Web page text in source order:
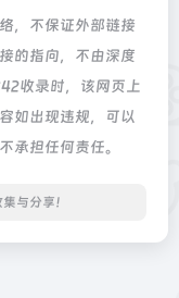
，不保证外部链接
的指向，不由深度
收录时，该网页上
如出现违规，可以
承担任何责任。
与分享！